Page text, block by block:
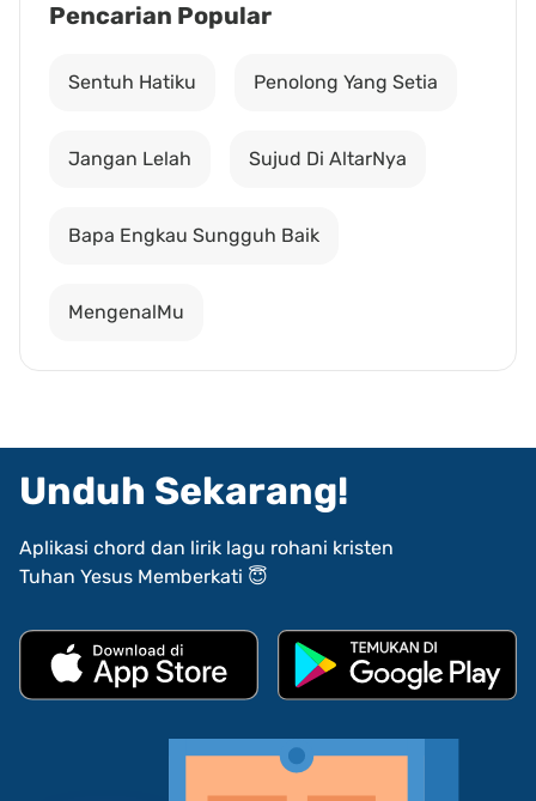
Pencarian Popular
Sentuh Hatiku Penolong Yang Setia
Jangan Lelah Sujud Di AltarNya
Bapa Engkau Sungguh Baik
MengenalMu
Unduh Sekarang!
Aplikasi chord dan lirik lagu rohani kristen
Tuhan Yesus Memberkati 😇